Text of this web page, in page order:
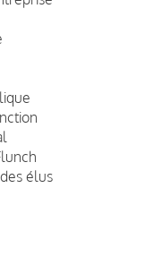
élus